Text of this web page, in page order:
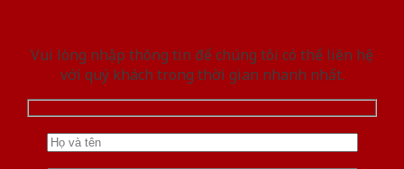
Vui lòng nhập thông tin để chúng tôi có thể liên hệ
với quý khách trong thời gian nhanh nhất.